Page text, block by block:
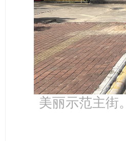
美丽示范主街。